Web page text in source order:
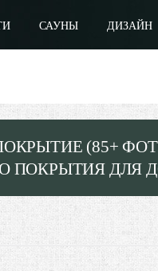
САУНЫ ДИЗАЙН
(85+
ПОКРЫТИЯ ДЛЯ